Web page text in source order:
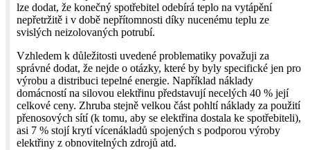
lze dodat, že konečný spotřebitel odebírá teplo na vytápění
nepřetržitě i v době nepřítomnosti díky nucenému teplu ze
svislých neizolovaných potrubí.
Vzhledem k důležitosti uvedené problematiky považuji za
správné dodat, že nejde o otázky, které by byly specifické jen pro
výrobu a distribuci tepelné energie. Například náklady
domácností na silovou elektřinu představují necelých 40 % její
celkové ceny. Zhruba stejně velkou část pohltí náklady za použití
přenosových sítí (k tomu, aby se elektřina dostala ke spotřebiteli),
asi 7 % stojí krytí vícenákladů spojených s podporou výroby
elektřiny z obnovitelných zdrojů atd.